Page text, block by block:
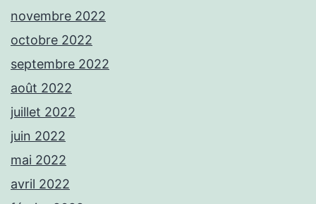
novembre 2022
octobre 2022
septembre 2022
août 2022
juillet 2022
juin 2022
mai 2022
avril 2022